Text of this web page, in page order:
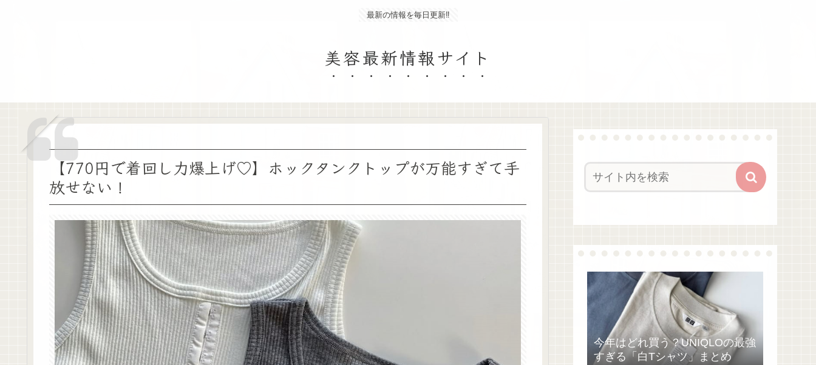
最新の情報を毎日更新‼
美容最新情報サイト
【770円で着回し力爆上げ♡】ホックタンクトップが万能すぎて手
放せない！
今年はどれ買う？UNIQLOの最強
すぎる「白Tシャツ」まとめ